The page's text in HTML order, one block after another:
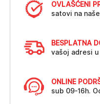
OVLAŠĆENI
satovi na
BESPLATNA
vašoj adresi
ONLINE
sub 09-16h.